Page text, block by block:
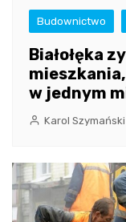
Budownictwo
Białołęka
w jednym
Karol Szymański